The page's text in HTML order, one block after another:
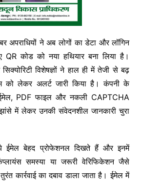
अपराधियों ने अब लोगों का डेटा और लॉगिन
QR कोड को नया हथियार बना लिया है।
विशेषज्ञों ने हाल ही में तेजी से बढ़
लेकर अलर्ट जारी किया है। कंपनी के
ईमेल, PDF फाइल और नकली CAPTCHA
में लेकर उनकी संवेदनशील जानकारी चुरा
ईमेल बेहद प्रोफेशनल दिखते हैं और इनमें
समस्या या जरूरी वेरिफिकेशन जैसे
कार्रवाई का दबाव डाला जाता है। ईमेल में